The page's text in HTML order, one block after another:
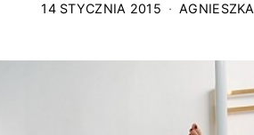
14 STYCZNIA 2015 AGNIESZKA